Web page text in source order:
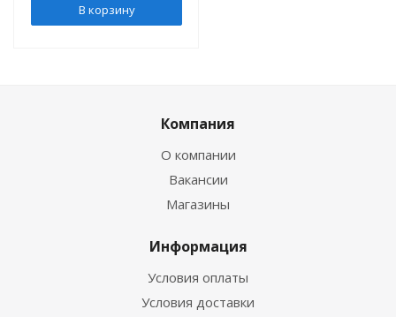
В корзину
Компания
О компании
Вакансии
Магазины
Информация
Условия оплаты
Условия доставки